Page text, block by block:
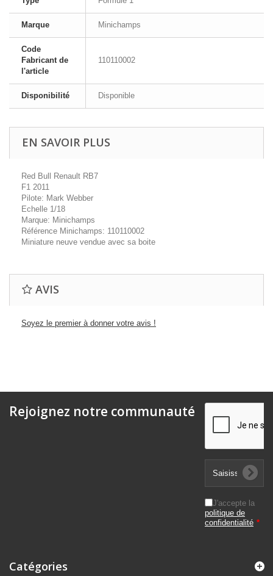
Marque Minichamps
Code
Fabricant de
l'article
110110002
Disponibilité Disponible
EN SAVOIR PLUS
Red Bull Renault RB7
F1 2011
Pilote: Mark Webber
Echelle 1/18
Marque: Minichamps
Référence Minichamps: 110110002
Miniature neuve vendue avec sa boite
AVIS
Soyez le premier à donner votre avis !
Rejoignez notre communauté
J'accepte la
politique de
confidentialité *
Catégories